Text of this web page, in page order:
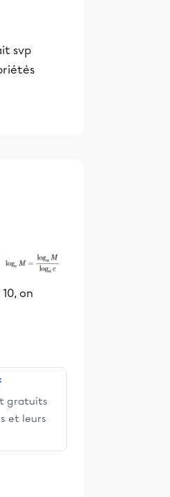
svp
on
gratuits
et leurs